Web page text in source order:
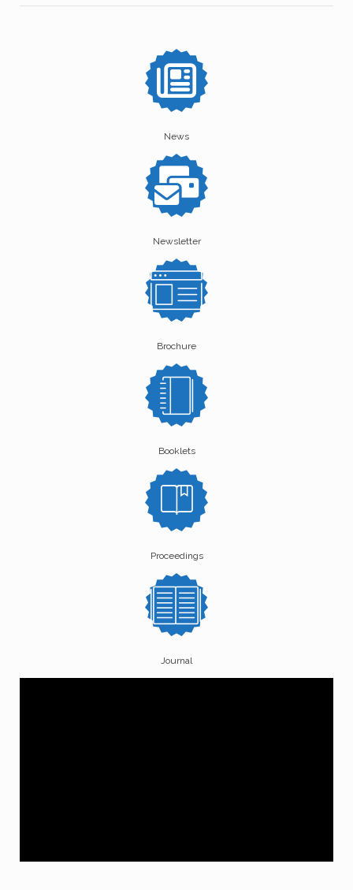
pagination
News
Newsletter
Brochure
Booklets
Proceedings
Journal